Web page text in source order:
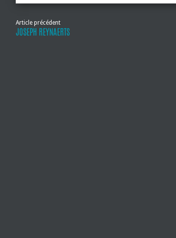
Article précédent
JOSEPH REYNAERTS